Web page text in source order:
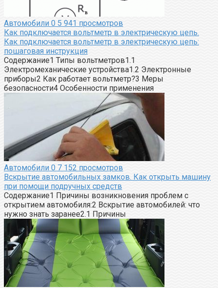
Автомобили 0 5 941 просмотров
Как подключается вольтметр в электрическую цепь.
Как подключается вольтметр в электрическую цепь:
пошаговая инструкция
Содержание1 Типы вольтметров1.1
Электромеханические устройства1.2 Электронные
приборы2 Как работает вольтметр?3 Меры
безопасности4 Особенности применения
Автомобили 0 7 152 просмотров
Вскрытие автомобильных замков. Как открыть машину
при помощи подручных средств
Содержание1 Причины возникновения проблем с
открытием автомобиля:2 Вскрытие автомобилей: что
нужно знать заранее2.1 Причины